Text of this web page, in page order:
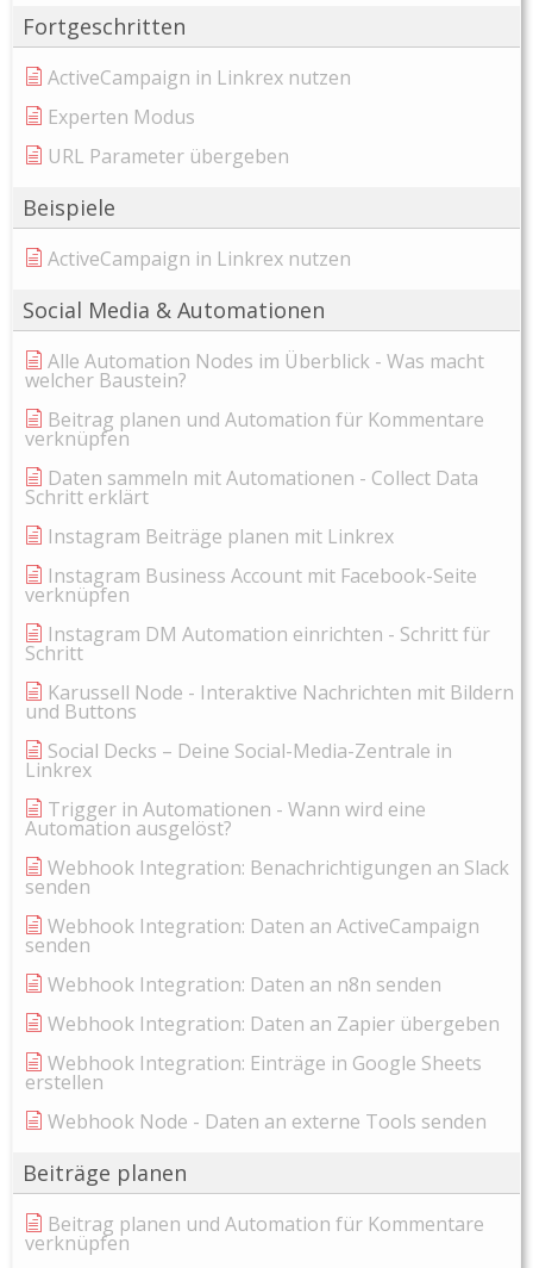
Fortgeschritten
ActiveCampaign in Linkrex nutzen
Experten Modus
URL Parameter übergeben
Beispiele
ActiveCampaign in Linkrex nutzen
Social Media & Automationen
Alle Automation Nodes im Überblick - Was macht
welcher Baustein?
Beitrag planen und Automation für Kommentare
verknüpfen
Daten sammeln mit Automationen - Collect Data
Schritt erklärt
Instagram Beiträge planen mit Linkrex
Instagram Business Account mit Facebook-Seite
verknüpfen
Instagram DM Automation einrichten - Schritt für
Schritt
Karussell Node - Interaktive Nachrichten mit Bildern
und Buttons
Social Decks – Deine Social-Media-Zentrale in
Linkrex
Trigger in Automationen - Wann wird eine
Automation ausgelöst?
Webhook Integration: Benachrichtigungen an Slack
senden
Webhook Integration: Daten an ActiveCampaign
senden
Webhook Integration: Daten an n8n senden
Webhook Integration: Daten an Zapier übergeben
Webhook Integration: Einträge in Google Sheets
erstellen
Webhook Node - Daten an externe Tools senden
Beiträge planen
Beitrag planen und Automation für Kommentare
verknüpfen